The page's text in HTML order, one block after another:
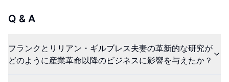
Q & A
フランクとリリアン・ギルブレス夫妻の革新的な研究が
どのように産業革命以降のビジネスに影響を与えたか？